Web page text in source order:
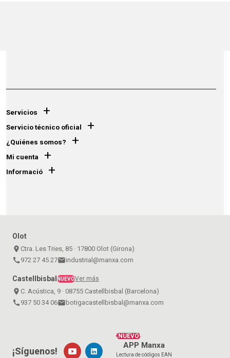
Servicios +
Servicio técnico oficial +
¿Quiénes somos? +
Mi cuenta +
Informació +
Olot
place Ctra. Les Tries, 85 · 17800 Olot (Girona)
call 972 27 45 27emailindustrial@manxa.com
Castellbisbal NUEVOVer más
place C. Acústica, 9 · 08755 Castellbisbal (Barcelona)
call 937 50 34 06emailbotigacastellbisbal@manxa.com
¡NUEVO!
APP Manxa
Lectura de códigos EAN
¡Síguenos!